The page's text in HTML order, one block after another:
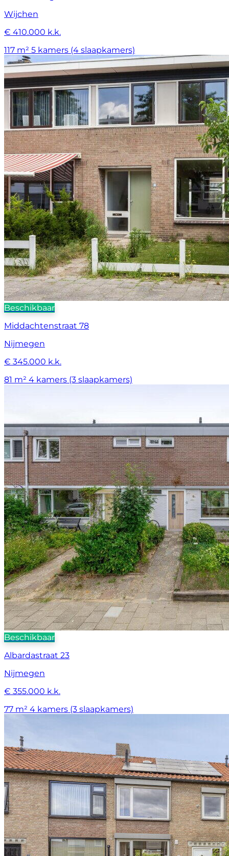
Wijchen
€ 410.000 k.k.
117 m² 5 kamers (4 slaapkamers)
Beschikbaar
Middachtenstraat 78
Nijmegen
€ 345.000 k.k.
81 m² 4 kamers (3 slaapkamers)
Beschikbaar
Albardastraat 23
Nijmegen
€ 355.000 k.k.
77 m² 4 kamers (3 slaapkamers)